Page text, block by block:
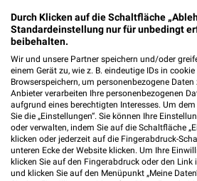
KiK Holzkirchen
83607 Holzkirchen
Heute 09:00 - 19:00 Uhr |
529,41 km • Angebote: 1
Adler Unterhaching
Grünwalder Weg 31
82008 Unterhaching
Durch Klicken auf die Schaltfläche
Standardeinstellung nur für unbedingt
beibehalten.
Wir und unsere Partner speichern und/oder
einem Gerät zu, wie z. B. eindeutige IDs in
Browserspeichern, um personenbezogene
Anbieter verarbeiten Ihre personenbezogenen
aufgrund eines berechtigten Interesses. Um
Sie die „Einstellungen“. Sie können Ihre
oder verwalten, indem Sie auf die Schaltfläche
klicken oder jederzeit auf die Fingerabdruck-
unteren Ecke der Website klicken. Um Ihre
klicken Sie auf den Fingerabdruck oder den Link
und klicken Sie auf den Menüpunkt „Meine